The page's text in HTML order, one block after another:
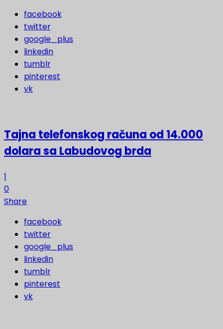
facebook
twitter
google_plus
linkedin
tumblr
pinterest
vk
Tajna telefonskog računa od 14.000
dolara sa Labudovog brda
1
0
Share
facebook
twitter
google_plus
linkedin
tumblr
pinterest
vk